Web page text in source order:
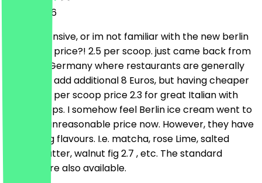
31 mei 2026
quite expensive, or im not familiar with the new berlin
ice cream price?! 2.5 per scoop. just came back from
southern Germany where restaurants are generally
every dish add additional 8 Euros, but having cheaper
ice cream per scoop price 2.3 for great Italian with
huge scoops. I somehow feel Berlin ice cream went to
extreme unreasonable price now. However, they have
interesting flavours. I.e. matcha, rose Lime, salted
peanut butter, walnut fig 2.7 , etc. The standard
flavours are also available.